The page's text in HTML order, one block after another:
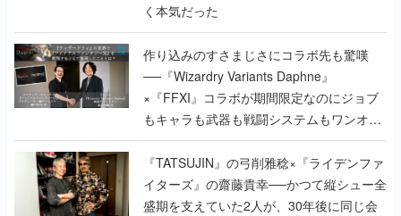
く本気だった
作り込みのすさまじさにコラボ先も驚嘆
──『Wizardry Variants Daphne』
×『FFXI』コラボが期間限定なのにジョブ
もキャラも武器も戦闘システムもワンオフ
で作り込まれた理由を両ディレクターに聞
く
『TATSUJIN』の弓削雅稔×『ライデンファ
イターズ』の齋藤貴幸──かつて縦シュー全
盛期を支えていた2人が、30年後に同じ会